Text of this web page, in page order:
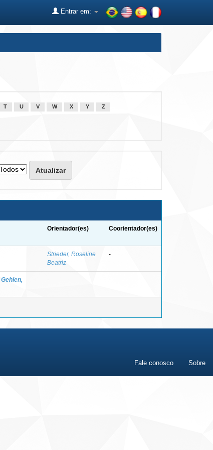
Entrar em:
T U V W X Y Z
Orientador(es) Coorientador(es)
Strieder, Roseline
Beatriz
-
Gehlen,
- -
Fale conosco Sobre